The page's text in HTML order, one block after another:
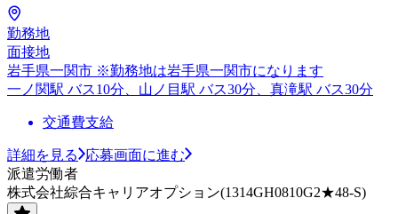
勤務地
面接地
岩手県一関市 ※勤務地は岩手県一関市になります
一ノ関駅 バス10分、山ノ目駅 バス30分、真滝駅 バス30分
交通費支給
詳細を見る
応募画面に進む
派遣労働者
株式会社綜合キャリアオプション(1314GH0810G2★48-S)